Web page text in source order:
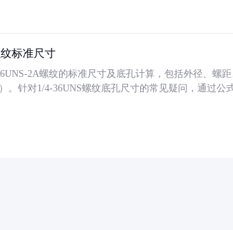
标准尺寸
2A螺纹的标准尺寸及底孔计算，包括外径、螺
）。针对1/4-36UNS螺纹底孔尺寸的常见疑问，通过